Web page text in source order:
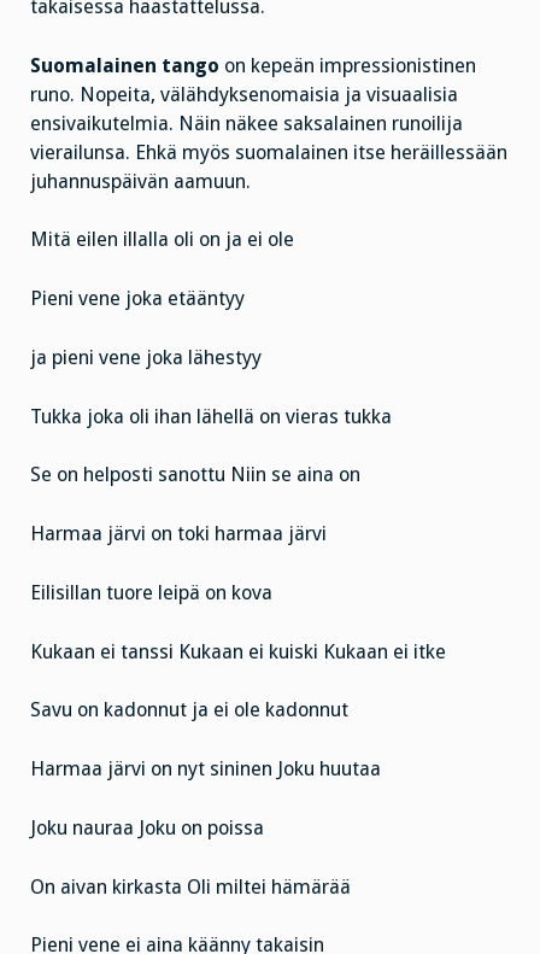
takaisessa haastattelussa.
Suomalainen tango on kepeän impressionistinen
runo. Nopeita, välähdyksenomaisia ja visuaalisia
ensivaikutelmia. Näin näkee saksalainen runoilija
vierailunsa. Ehkä myös suomalainen itse heräillessään
juhannuspäivän aamuun.
Mitä eilen illalla oli on ja ei ole
Pieni vene joka etääntyy
ja pieni vene joka lähestyy
Tukka joka oli ihan lähellä on vieras tukka
Se on helposti sanottu Niin se aina on
Harmaa järvi on toki harmaa järvi
Eilisillan tuore leipä on kova
Kukaan ei tanssi Kukaan ei kuiski Kukaan ei itke
Savu on kadonnut ja ei ole kadonnut
Harmaa järvi on nyt sininen Joku huutaa
Joku nauraa Joku on poissa
On aivan kirkasta Oli miltei hämärää
Pieni vene ei aina käänny takaisin